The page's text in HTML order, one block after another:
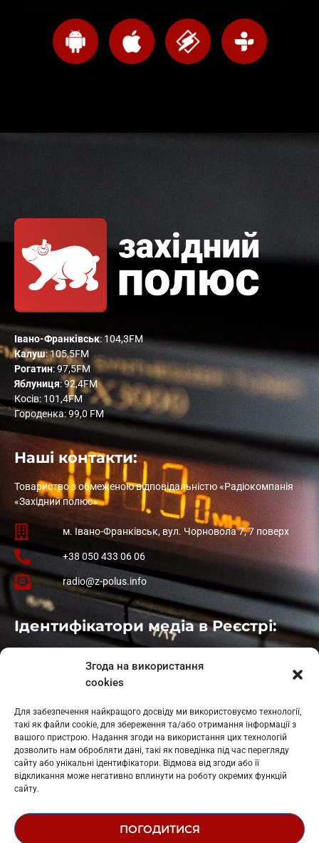
Згода на використання
cookies
Для забезпечення найкращого досвіду ми використовуємо технології,
такі як файли cookie, для збереження та/або отримання інформації з
вашого пристрою. Надання згоди на використання цих технологій
дозволить нам обробляти дані, такі як поведінка під час перегляду
сайту або унікальні ідентифікатори. Відмова від згоди або її
відкликання може негативно вплинути на роботу окремих функцій
сайту.
ПОГОДИТИСЯ
Івано-Франківськ: 104,3FM
Калуш: 105,5FM
Рогатин: 97,5FM
Яблуниця: 92,4FM
Косів: 101,4FM
Городенка: 99,0 FM
Наші контакти:
Товариство з обмеженою відповідальністю «Радіокомпанія
«Західний полюс»
м. Івано-Франківськ, вул. Чорновола 7, 7 поверх
+38 050 433 06 06
radio@z-polus.info
Ідентифікатори медіа в Реєстрі:
: L11-01410
: L11-01801
Косів: L11-01805
Гарасимів: L11-02274